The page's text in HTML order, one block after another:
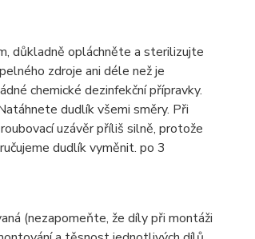
důkladně opláchněte a sterilizujte
zdroje ani déle než je
chemické dezinfekční přípravky.
dudlík všemi směry. Při
uzávěr příliš silně, protože
dudlík vyměnit. po 3
(nezapomeňte, že díly při montáži